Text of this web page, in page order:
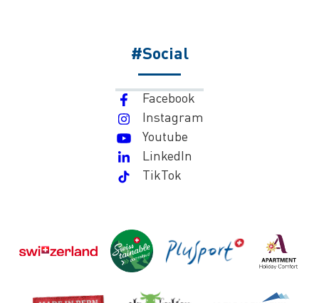
#Social
Facebook
Instagram
Youtube
LinkedIn
TikTok